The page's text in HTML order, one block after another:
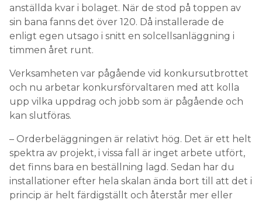
anställda kvar i bolaget. När de stod på toppen av
sin bana fanns det över 120. Då installerade de
enligt egen utsago i snitt en solcellsanläggning i
timmen året runt.
Verksamheten var pågående vid konkursutbrottet
och nu arbetar konkursförvaltaren med att kolla
upp vilka uppdrag och jobb som är pågående och
kan slutföras.
– Orderbeläggningen är relativt hög. Det är ett helt
spektra av projekt, i vissa fall är inget arbete utfört,
det finns bara en beställning lagd. Sedan har du
installationer efter hela skalan ända bort till att det i
princip är helt färdigställt och återstår mer eller